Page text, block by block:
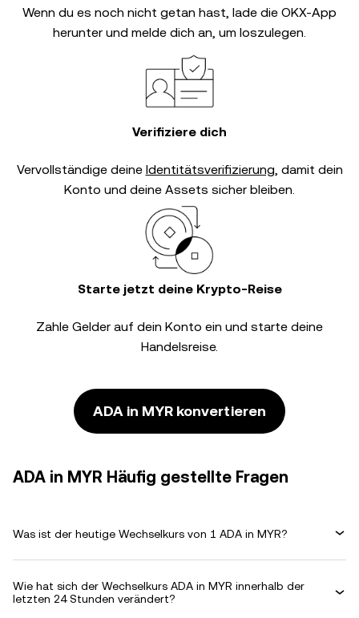
Wenn du es noch nicht getan hast, lade die OKX-App
herunter und melde dich an, um loszulegen.
Verifiziere dich
Vervollständige deine Identitätsverifizierung, damit dein
Konto und deine Assets sicher bleiben.
Starte jetzt deine Krypto-Reise
Zahle Gelder auf dein Konto ein und starte deine
Handelsreise.
ADA in MYR konvertieren
ADA in MYR Häufig gestellte Fragen
Was ist der heutige Wechselkurs von 1 ADA in MYR?
Wie hat sich der Wechselkurs ADA in MYR innerhalb der
letzten 24 Stunden verändert?